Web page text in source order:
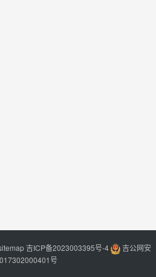
吉ICP备2023003395号-4
吉公网安
号